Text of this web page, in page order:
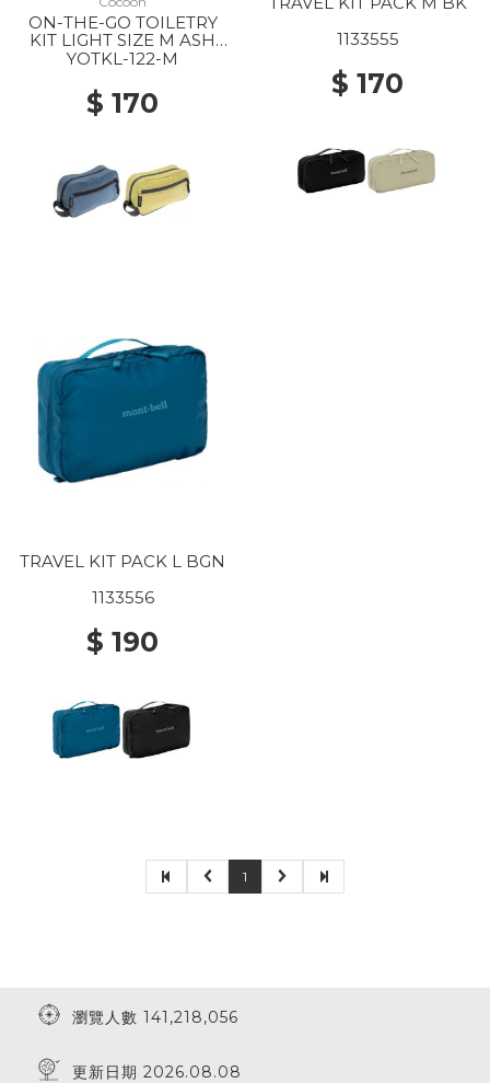
ON-THE-GO TOILETRY
KIT LIGHT SIZE M ASH
BLUE
YOTKL-122-M
$ 170
1133555
$ 170
TRAVEL KIT PACK L BGN
1133556
$ 190
1
瀏覽人數 141,218,056
更新日期 2026.08.08